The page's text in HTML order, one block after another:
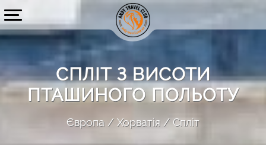
СПЛІТ З ВИСОТИ
ПТАШИНОГО ПОЛЬОТУ
Європа Хорватія Спліт